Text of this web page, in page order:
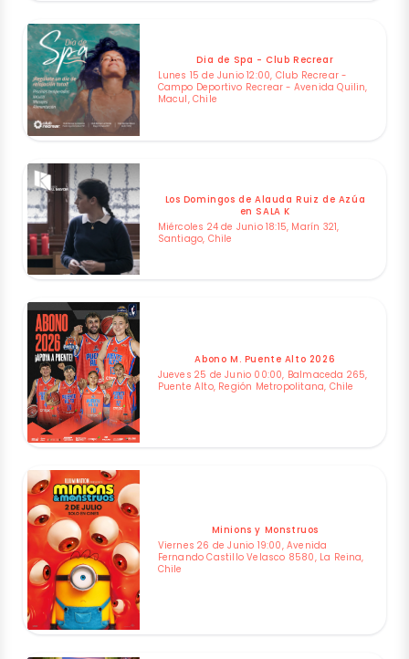
Dia de Spa - Club Recrear
Lunes 15 de Junio 12:00, Club Recrear -
Campo Deportivo Recrear - Avenida Quilin,
Macul, Chile
Los Domingos de Alauda Ruiz de Azúa
en SALA K
Miércoles 24 de Junio 18:15, Marín 321,
Santiago, Chile
Abono M. Puente Alto 2026
Jueves 25 de Junio 00:00, Balmaceda 265,
Puente Alto, Región Metropolitana, Chile
Minions y Monstruos
Viernes 26 de Junio 19:00, Avenida
Fernando Castillo Velasco 8580, La Reina,
Chile